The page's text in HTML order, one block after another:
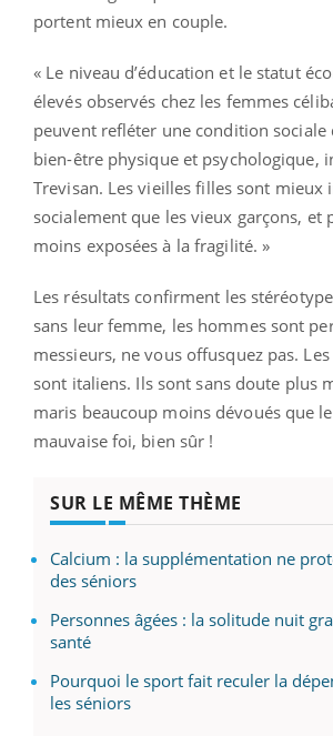
portent mieux en couple.
« Le niveau d’éducation et le statut
élevés observés chez les femmes
peuvent refléter une condition sociale
bien-être physique et psychologique,
Trevisan. Les vieilles filles sont mieux
socialement que les vieux garçons, et
moins exposées à la fragilité. »
Les résultats confirment les
sans leur femme, les hommes sont
messieurs, ne vous offusquez pas. Les
sont italiens. Ils sont sans doute plus
maris beaucoup moins dévoués que
mauvaise foi, bien sûr !
SUR LE MÊME THÈME
Calcium : la supplémentation ne
des séniors
Personnes âgées : la solitude nuit
santé
Pourquoi le sport fait reculer la
les séniors